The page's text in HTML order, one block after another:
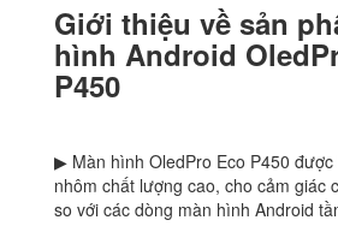
Giới thiệu về sản
hình Android
P450
▶ Màn hình OledPro Eco P450
nhôm chất lượng cao, cho cảm giác
so với các dòng màn hình Android